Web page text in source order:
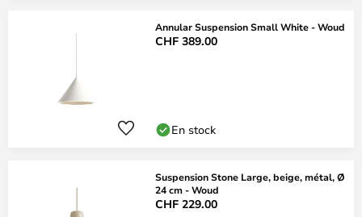
Annular Suspension Small White - Woud
CHF 389.00
En stock
Suspension Stone Large, beige, métal, Ø
24 cm - Woud
CHF 229.00